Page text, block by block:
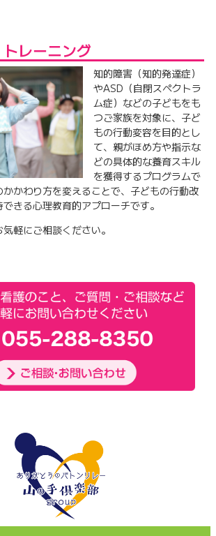
レーニング
知的障害（知的発達症）
やASD（自閉スペクトラ
ム症）などの子どもをも
つご家族を対象に、子ど
もの行動変容を目的とし
て、親がほめ方や指示な
どの具体的な養育スキル
を獲得するプログラムで
かわり方を変えることで、子どもの行動改
きる心理教育的アプローチです。
軽にご相談ください。